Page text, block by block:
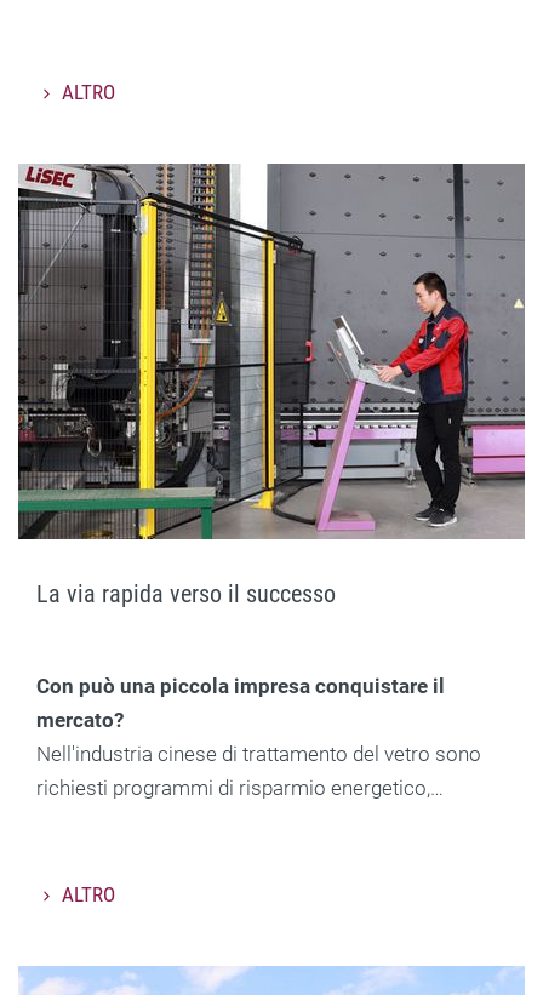
ALTRO
La via rapida verso il successo
Con può una piccola impresa conquistare il
mercato?
Nell'industria cinese di trattamento del vetro sono
richiesti programmi di risparmio energetico,…
ALTRO